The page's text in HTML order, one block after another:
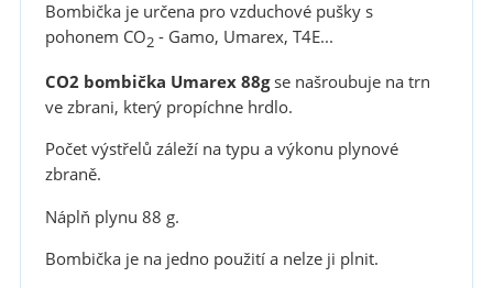
Bombička je určena pro vzduchové pušky s
pohonem CO2- Gamo, Umarex, T4E...
CO2 bombička Umarex 88gse našroubuje na trn
ve zbrani, který propíchne hrdlo.
Počet výstřelů záleží na typu a výkonu plynové
zbraně.
Náplň plynu 88 g.
Bombička je na jedno použití a nelze ji plnit.